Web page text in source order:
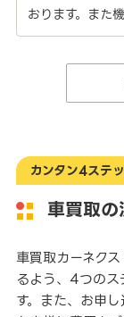
おります。また
カンタン4ステッ
車買取の
車買取カーネク
るよう、4つのス
す。また、お申